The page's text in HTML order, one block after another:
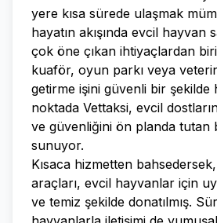
yere kısa sürede ulaşmak
hayatın akışında evcil hayvan
çok öne çıkan ihtiyaçlardan
kuaför, oyun parkı veya
getirme işini güvenli bir şekilde
noktada Vettaksi, evcil
ve güvenliğini ön planda tutan
sunuyor.
Kısaca hizmetten
araçları, evcil hayvanlar için
ve temiz şekilde donatılmış.